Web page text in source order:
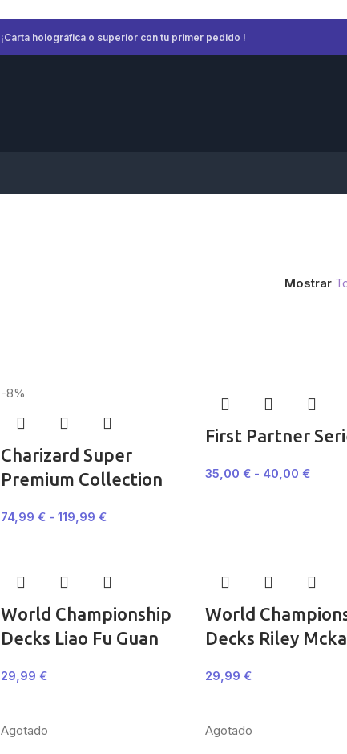
¡Carta holográfica o superior con tu primer pedido !
Mostrar
-8%
Charizard Super
Premium Collection
74,99 € - 119,99 €
First Partner
35,00 € - 40,00 €
World Championship
Decks Liao Fu Guan
29,99 €
World
Decks Riley
29,99 €
Agotado Agotado